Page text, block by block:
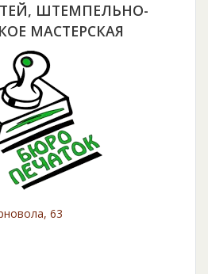
ШТЕМПЕЛЬНО-
МАСТЕРСКАЯ
63